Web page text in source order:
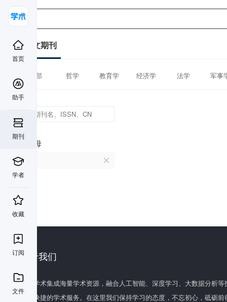
首页
助手
期刊
学者
收藏
订阅
文件
中文期刊
全部 哲学 教育学 经济学 法学 军事
首字母
M
关于我们
百度学术集成海量学术资源，融合人工智能、深度学习、大数据分析
全面快捷的学术服务。在这里我们保持学习的态度，不忘初心，砥砺前